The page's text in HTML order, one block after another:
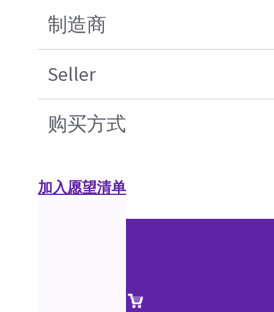
制造商
Seller
购买方式
加入愿望清单